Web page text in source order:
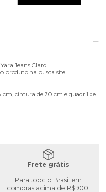
Jeans Claro.
produto na busca site.
cm, cintura de 70 cm e quadril de
Frete grátis
Para todo o Brasil em
compras acima de R$900.